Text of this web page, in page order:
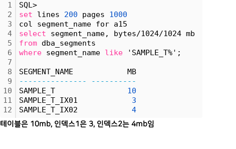
1
2
3
4
5
6
7
8
9
10
11
12
SQL>
set lines 200 pages 1000
col segment_name for a15
select segment_name, bytes/1024/1024 mb
from dba_segments
where segment_name like 'SAMPLE_T%';
SEGMENT_NAME            MB
---------------
----------
SAMPLE_T 10
SAMPLE_T_IX01 3
SAMPLE_T_IX02 4
테이블은 10mb, 인덱스1은 3, 인덱스2는 4mb임